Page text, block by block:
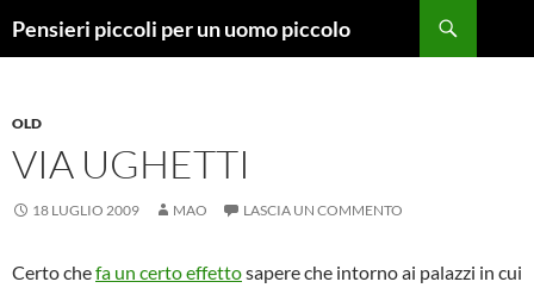
Pensieri piccoli per un uomo piccolo
OLD
VIA UGHETTI
18 LUGLIO 2009 MAO LASCIA UN COMMENTO
Certo chefa un certo effettosapere che intorno ai palazzi in cui